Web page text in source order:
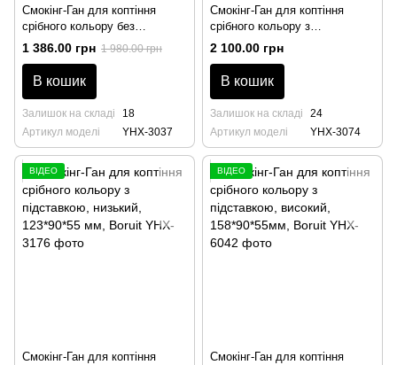
Смокінг-Ган для коптіння
срібного кольору без
підставки, 117*60*37, Boruit
1 386.00 грн 1 980.00 грн
В кошик
Залишок на складі
18
Артикул моделі
YHX-3037
Смокінг-Ган для коптіння
срібного кольору з
підставкою, низький,
107*90*55мм, Boruit
2 100.00 грн
В кошик
Залишок на складі
24
Артикул моделі
YHX-3074
ВІДЕО
Смокінг-Ган для коптіння
ВІДЕО
Смокінг-Ган для коптіння